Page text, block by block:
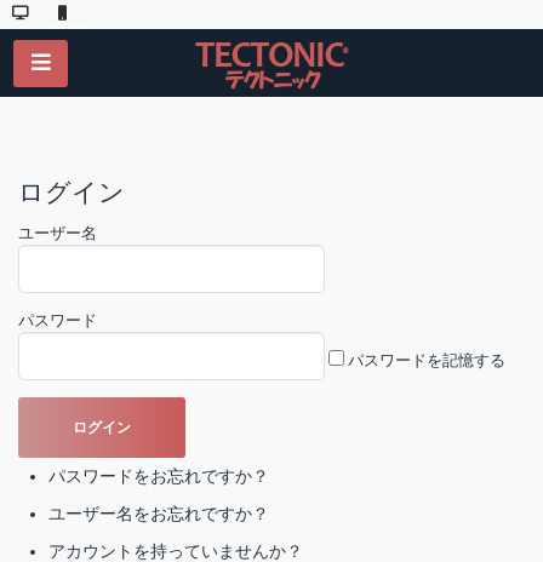
ログイン
ユーザー名
パスワード
パスワードを記憶する
パスワードをお忘れですか？
ユーザー名をお忘れですか？
アカウントを持っていませんか？